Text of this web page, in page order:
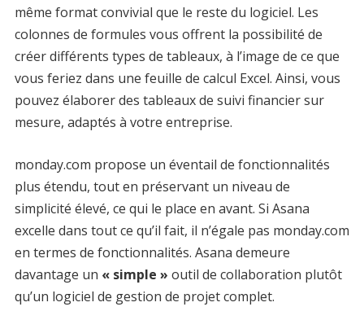
même format convivial que le reste du logiciel. Les
colonnes de formules vous offrent la possibilité de
créer différents types de tableaux, à l’image de ce que
vous feriez dans une feuille de calcul Excel. Ainsi, vous
pouvez élaborer des tableaux de suivi financier sur
mesure, adaptés à votre entreprise.
monday.com propose un éventail de fonctionnalités
plus étendu, tout en préservant un niveau de
simplicité élevé, ce qui le place en avant. Si Asana
excelle dans tout ce qu’il fait, il n’égale pas monday.com
en termes de fonctionnalités. Asana demeure
davantage un « simple » outil de collaboration plutôt
qu’un logiciel de gestion de projet complet.